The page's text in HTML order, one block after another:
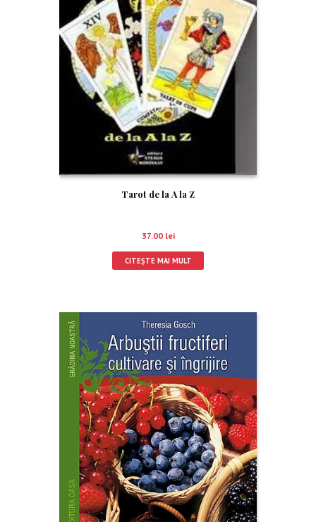
Tarot de la A la Z
37.00 lei
CITEȘTE MAI MULT